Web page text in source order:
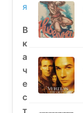
я
В
к
а
ч
е
с
т